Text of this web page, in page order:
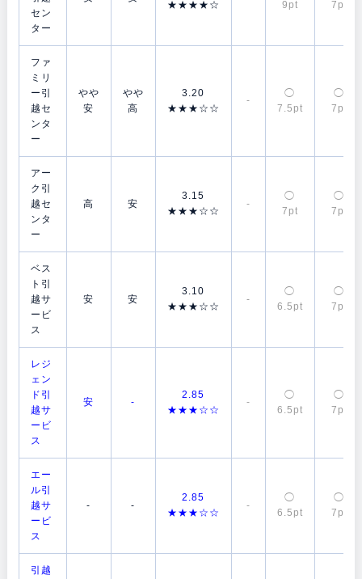
セン
ター
★★★★☆ 9pt 7pt
ファ
ミリ
ー引
越セ
ンタ
ー
やや
安
やや
高
3.20
★★★☆☆
-
◯
7.5pt
◯
7pt
アー
ク引
越セ
ンタ
ー
高 安
3.15
★★★☆☆
-
◯
7pt
◯
7pt
ベス
ト引
越サ
ービ
ス
安 安
3.10
★★★☆☆
-
◯
6.5pt
◯
7pt
レジ
ェン
ド引
越サ
ービ
ス
安 -
2.85
★★★☆☆
-
◯
6.5pt
◯
7pt
エー
ル引
越サ
ービ
ス
- -
2.85
★★★☆☆
-
◯
6.5pt
◯
7pt
引越